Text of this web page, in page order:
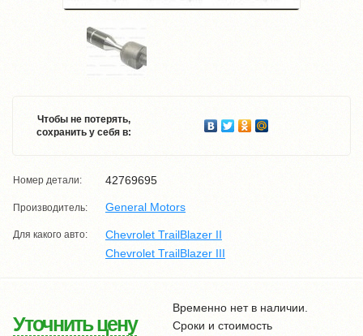
Чтобы не потерять,
сохранить у себя в:
Номер детали: 42769695
Производитель: General Motors
Для какого авто:
Chevrolet TrailBlazer II
Chevrolet TrailBlazer III
Уточнить цену
Временно нет в наличии.
Сроки и стоимость